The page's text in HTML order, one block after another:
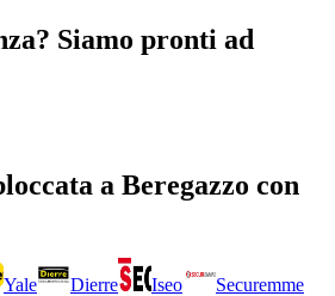
Siamo pronti ad
a Beregazzo con
Yale Dierre Iseo
Securemme